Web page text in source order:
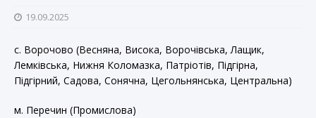
19.09.2025
с. Ворочово (Весняна, Висока, Ворочівська,Лащик,
Лемківська, Нижня Коломазка, Патріотів, Підгірна,
Підгірний, Садова, Сонячна, Цегольнянська, Центральна)
м. Перечин (Промислова)